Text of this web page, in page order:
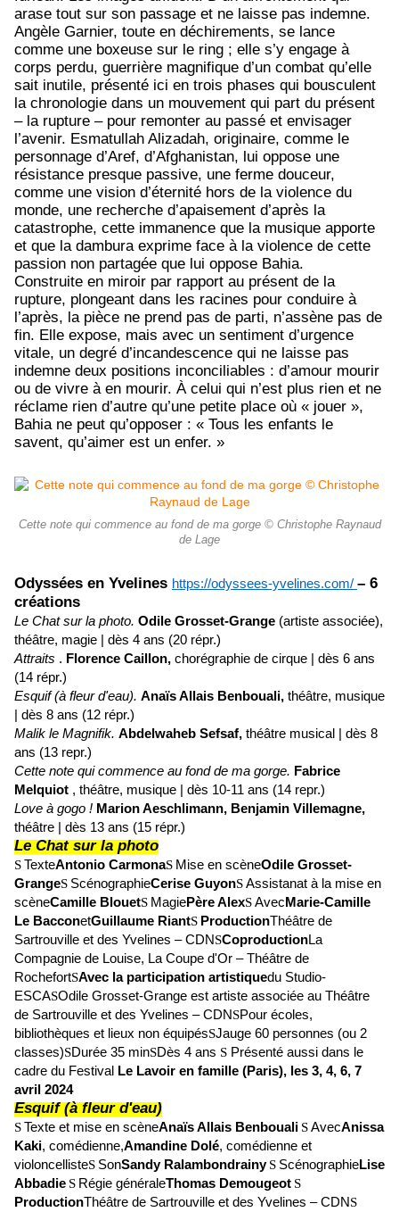
arase tout sur son passage et ne laisse pas indemne.
Angèle Garnier, toute en déchirements, se lance
comme une boxeuse sur le ring ; elle s’y engage à
corps perdu, guerrière magnifique d’un combat qu’elle
sait inutile, présenté ici en trois phases qui bousculent
la chronologie dans un mouvement qui part du présent
– la rupture – pour remonter au passé et envisager
l’avenir. Esmatullah Alizadah, originaire, comme le
personnage d’Aref, d’Afghanistan, lui oppose une
résistance presque passive, une ferme douceur,
comme une vision d’éternité hors de la violence du
monde, une recherche d’apaisement d’après la
catastrophe, cette immanence que la musique apporte
et que la dambura exprime face à la violence de cette
passion non partagée que lui oppose Bahia.
Construite en miroir par rapport au présent de la
rupture, plongeant dans les racines pour conduire à
l’après, la pièce ne prend pas de parti, n’assène pas de
fin. Elle expose, mais avec un sentiment d’urgence
vitale, un degré d’incandescence qui ne laisse pas
indemne deux positions inconciliables : d’amour mourir
ou de vivre à en mourir. À celui qui n’est plus rien et ne
réclame rien d’autre qu’une petite place où « jouer »,
Bahia ne peut qu’opposer : « Tous les enfants le
savent, qu’aimer est un enfer. »
Cette note qui commence au fond de ma gorge © Christophe Raynaud
de Lage
Odyssées en Yvelines https://odyssees-yvelines.com/ – 6
créations
Le Chat sur la photo. Odile Grosset-Grange (artiste associée),
théâtre, magie | dès 4 ans (20 répr.)
Attraits . Florence Caillon, chorégraphie de cirque | dès 6 ans
(14 répr.)
Esquif (à fleur d'eau). Anaïs Allais Benbouali, théâtre, musique
| dès 8 ans (12 répr.)
Malik le Magnifik. Abdelwaheb Sefsaf, théâtre musical | dès 8
ans (13 repr.)
Cette note qui commence au fond de ma gorge. Fabrice
Melquiot , théâtre, musique | dès 10-11 ans (14 repr.)
Love à gogo ! Marion Aeschlimann, Benjamin Villemagne,
théâtre | dès 13 ans (15 répr.)
Le Chat sur la photo
STexteAntonio CarmonaS Mise en scèneOdile Grosset-
GrangeS ScénographieCerise GuyonSAssistanat à la mise en
scèneCamille BlouetS MagiePère AlexSAvecMarie-Camille
Le BacconetGuillaume RiantS ProductionThéâtre de
Sartrouville et des Yvelines – CDNSCoproductionLa
Compagnie de Louise, La Coupe d'Or – Théâtre de
RochefortSAvec la participation artistiquedu Studio-
ESCASOdile Grosset-Grange est artiste associée au Théâtre
de Sartrouville et des Yvelines – CDNSPour écoles,
bibliothèques et lieux non équipésSJauge 60 personnes (ou 2
classes)SDurée 35 minSDès 4 ans S Présenté aussi dans le
cadre du Festival Le Lavoir en famille (Paris), les 3, 4, 6, 7
avril 2024
Esquif (à fleur d'eau)
STexte et mise en scèneAnaïs Allais Benbouali SAvecAnissa
Kaki, comédienne,Amandine Dolé, comédienne et
violoncellisteS SonSandy Ralambondrainy S ScénographieLise
Abbadie S Régie généraleThomas Demougeot S
ProductionThéâtre de Sartrouville et des Yvelines – CDNS